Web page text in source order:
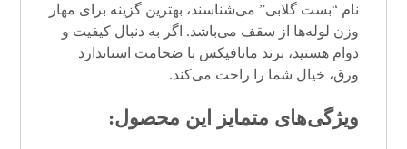
نام “بست گلابی” می‌شناسند، بهترین گزینه برای مهار
وزن لوله‌ها از سقف می‌باشد. اگر به دنبال کیفیت و
دوام هستید، برند مانافیکس با ضخامت استاندارد
ورق، خیال شما را راحت می‌کند.
ویژگی‌های متمایز این محصول: